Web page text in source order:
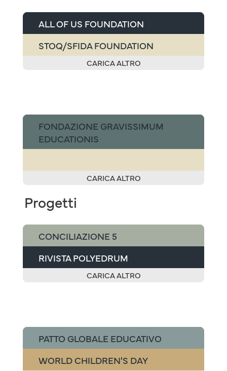
ALL OF US FOUNDATION
STOQ/SFIDA FOUNDATION
CARICA ALTRO
FONDAZIONE GRAVISSIMUM
EDUCATIONIS
CARICA ALTRO
Progetti
CONCILIAZIONE 5
RIVISTA POLYEDRUM
CARICA ALTRO
PATTO GLOBALE EDUCATIVO
WORLD CHILDREN'S DAY